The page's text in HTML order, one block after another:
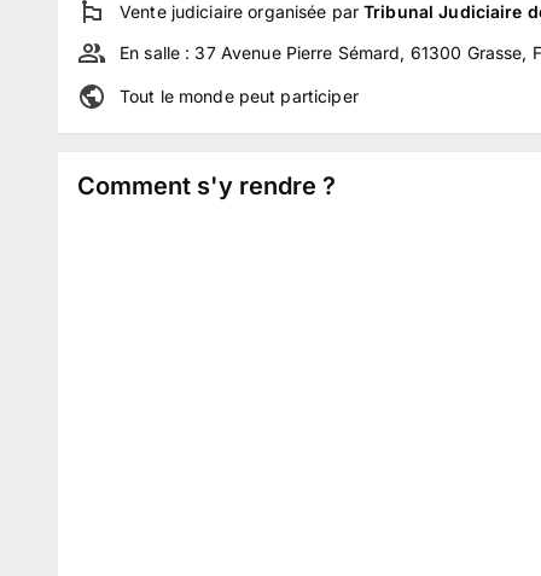
Vente judiciaire organisée parTribunal Judiciaire
En salle : 37 Avenue Pierre Sémard, 61300 Grasse,
Tout le monde peut participer
Comment s'y rendre ?